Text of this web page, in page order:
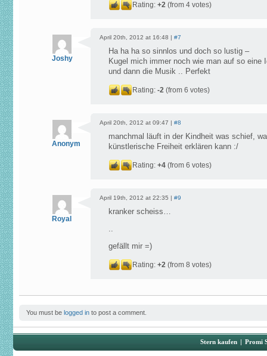
Rating: +2 (from 4 votes)
Joshy
April 20th, 2012 at 16:48 | #7
Ha ha ha so sinnlos und doch so lustig –
Kugel mich immer noch wie man auf so eine
und dann die Musik .. Perfekt
Rating: -2 (from 6 votes)
Anonym
April 20th, 2012 at 09:47 | #8
manchmal läuft in der Kindheit was schief,
künstlerische Freiheit erklären kann :/
Rating: +4 (from 6 votes)
Royal
April 19th, 2012 at 22:35 | #9
kranker scheiss…
..
gefällt mir =)
Rating: +2 (from 8 votes)
You must be logged in to post a comment.
Stern kaufen | Promi